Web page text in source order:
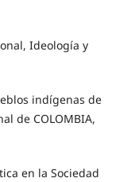
Ideología y
indígenas de
de COLOMBIA,
en la Sociedad